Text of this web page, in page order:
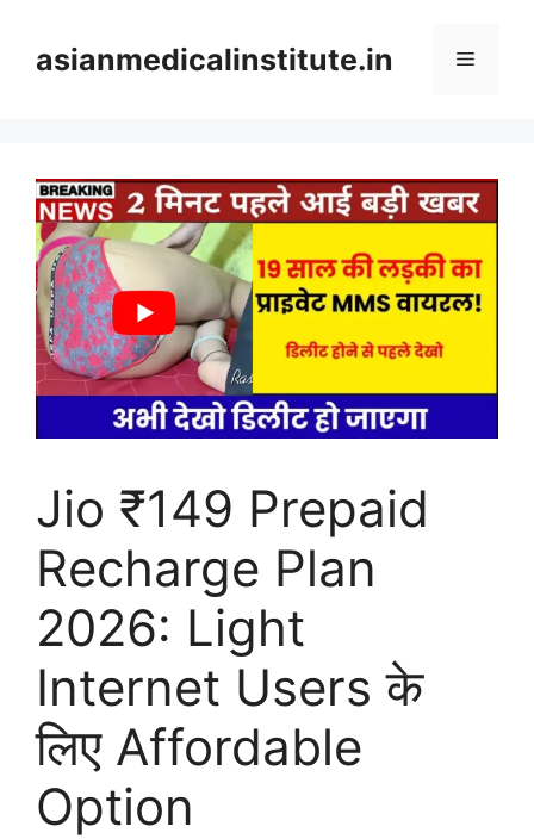
contentasianmedicalinstitute.in Menu
Jio ₹149 Prepaid
Recharge Plan
2026: Light
Internet Users के
लिए Affordable
Option